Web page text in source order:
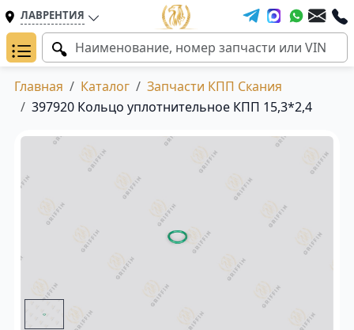
ЛАВРЕНТИЯ
Главная Каталог
Запчасти КПП Скания
397920 Кольцо уплотнительное КПП 15,3*2,4